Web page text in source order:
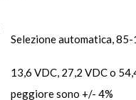
Selezione automatica,
13,6 VDC, 27,2 VDC o
peggiore sono +/- 4%